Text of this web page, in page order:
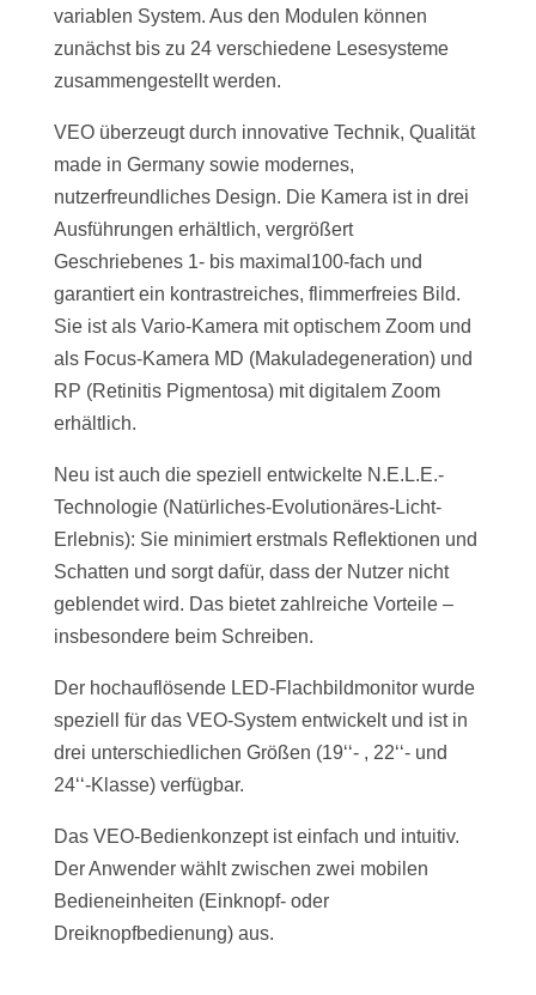
variablen System. Aus den Modulen können
zunächst bis zu 24 verschiedene Lesesysteme
zusammengestellt werden.
VEO überzeugt durch innovative Technik, Qualität
made in Germany sowie modernes,
nutzerfreundliches Design. Die Kamera ist in drei
Ausführungen erhältlich, vergrößert
Geschriebenes 1- bis maximal100-fach und
garantiert ein kontrastreiches, flimmerfreies Bild.
Sie ist als Vario-Kamera mit optischem Zoom und
als Focus-Kamera MD (Makuladegeneration) und
RP (Retinitis Pigmentosa) mit digitalem Zoom
erhältlich.
Neu ist auch die speziell entwickelte N.E.L.E.-
Technologie (Natürliches-Evolutionäres-Licht-
Erlebnis): Sie minimiert erstmals Reflektionen und
Schatten und sorgt dafür, dass der Nutzer nicht
geblendet wird. Das bietet zahlreiche Vorteile –
insbesondere beim Schreiben.
Der hochauflösende LED-Flachbildmonitor wurde
speziell für das VEO-System entwickelt und ist in
drei unterschiedlichen Größen (19‘‘- , 22‘‘- und
24‘‘-Klasse) verfügbar.
Das VEO-Bedienkonzept ist einfach und intuitiv.
Der Anwender wählt zwischen zwei mobilen
Bedieneinheiten (Einknopf- oder
Dreiknopfbedienung) aus.